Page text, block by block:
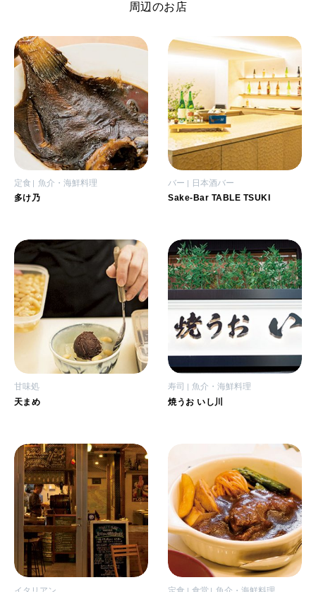
周辺のお店
定食 魚介・海鮮料理
多け乃
バー 日本酒バー
Sake-Bar TABLE TSUKI
甘味処
天まめ
寿司 魚介・海鮮料理
焼うお いし川